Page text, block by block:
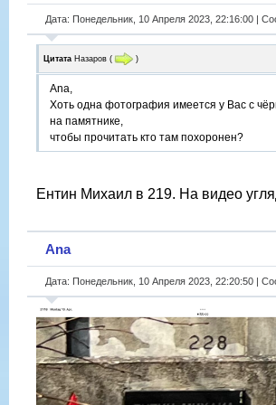
Дата: Понедельник, 10 Апреля 2023, 22:16:00 |
Цитата Назаров ( )
Ana,
Хоть одна фотография имеется у Вас с
на памятнике,
чтобы прочитать кто там похоронен?
Ентин Михаил в 219. На видео
Ana
Дата: Понедельник, 10 Апреля 2023, 22:20:50 |